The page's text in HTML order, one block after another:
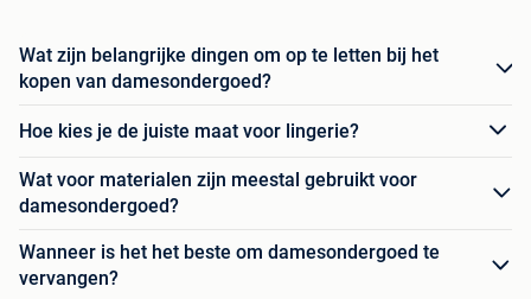
Wat zijn belangrijke dingen om op te letten bij het
kopen van damesondergoed?
Hoe kies je de juiste maat voor lingerie?
Wat voor materialen zijn meestal gebruikt voor
damesondergoed?
Wanneer is het het beste om damesondergoed te
vervangen?